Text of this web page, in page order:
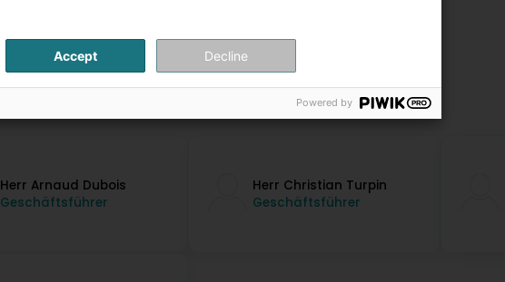
Herr Arnaud Dubois
Geschäftsführer
Herr Christian Turpin
Geschäftsführer
Accept Decline
Powered by